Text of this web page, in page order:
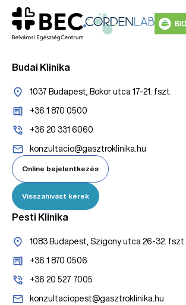
Budai Klinika
1037 Budapest, Bokor utca 17-21. fszt.
+36 1 870 0500
+36 20 331 6060
konzultacio@gasztroklinika.hu
Online bejelentkezés
Visszahívást kérek
Pesti Klinika
1083 Budapest, Szigony utca 26-32. fszt.
+36 1 870 0506
+36 20 527 7005
konzultaciopest@gasztroklinika.hu